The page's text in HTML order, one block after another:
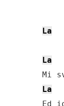
La
La
La